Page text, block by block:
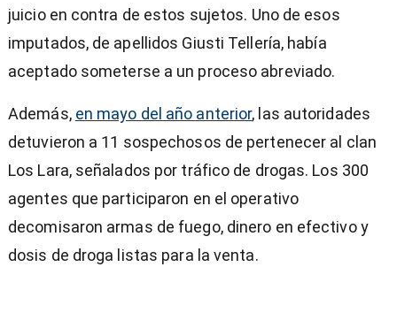
juicio en contra de estos sujetos. Uno de esos
imputados, de apellidos Giusti Tellería, había
aceptado someterse a un proceso abreviado.
Además, en mayo del año anterior, las autoridades
detuvieron a 11 sospechosos de pertenecer al clan
Los Lara, señalados por tráfico de drogas. Los 300
agentes que participaron en el operativo
decomisaron armas de fuego, dinero en efectivo y
dosis de droga listas para la venta.